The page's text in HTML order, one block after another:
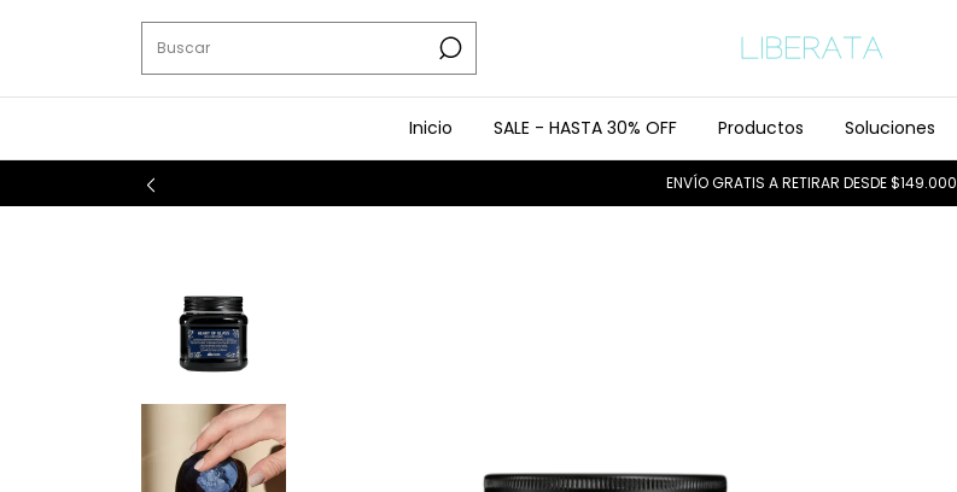
Inicio SALE - HASTA 30% OFF Productos Soluciones
ENVÍO GRATIS A RETIRAR DESDE $149.000